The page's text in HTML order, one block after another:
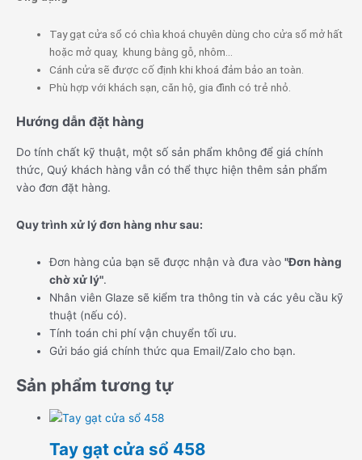
Tay gạt cửa sổ có chìa khoá chuyên dùng cho cửa sổ mở hất
hoặc mở quay, khung bằng gỗ, nhôm…
Cánh cửa sẽ được cố định khi khoá đảm bảo an toàn.
Phù hợp với khách sạn, căn hộ, gia đình có trẻ nhỏ.
Hướng dẫn đặt hàng
Do tính chất kỹ thuật, một số sản phẩm không để giá chính
thức, Quý khách hàng vẫn có thể thực hiện thêm sản phẩm
vào đơn đặt hàng.
Quy trình xử lý đơn hàng như sau:
Đơn hàng của bạn sẽ được nhận và đưa vào"Đơn hàng
chờ xử lý".
Nhân viên Glaze sẽ kiểm tra thông tin và các yêu cầu kỹ
thuật (nếu có).
Tính toán chi phí vận chuyển tối ưu.
Gửi báo giá chính thức qua Email/Zalo cho bạn.
Sản phẩm tương tự
Tay gạt cửa sổ 458